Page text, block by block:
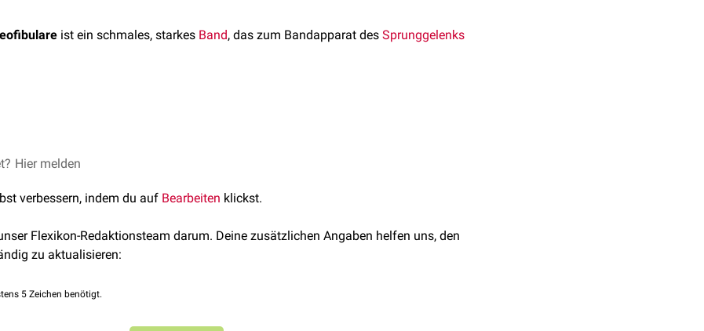
ist ein schmales, starkes Band, das zum Bandapparat des Sprunggelenks
des
bedeckt.
FlexTalk - Bänder im Balance-Akt: Das Sprunggelenk
Hier melden
verbessern, indem du auf Bearbeiten klickst.
Flexikon-Redaktionsteam darum. Deine zusätzlichen Angaben helfen uns, den
zu aktualisieren:
5 Zeichen benötigt.